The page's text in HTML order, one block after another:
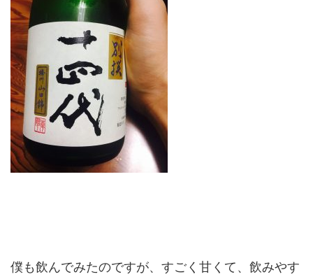
僕も飲んでみたのですが、すごく甘くて、飲みやす